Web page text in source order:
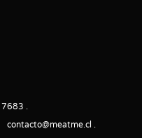
7683
contacto@meatme.cl